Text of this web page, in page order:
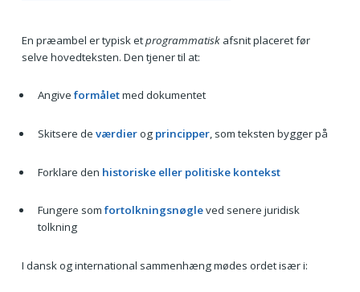
En præambel er typisk etprogrammatiskafsnit placeret før
selve hovedteksten. Den tjener til at:
Angiveformåletmed dokumentet
Skitsere de værdierog principper, som teksten bygger på
Forklare den historiske eller politiske kontekst
Fungere somfortolkningsnøgleved senere juridisk
tolkning
I dansk og international sammenhæng mødes ordet især i: